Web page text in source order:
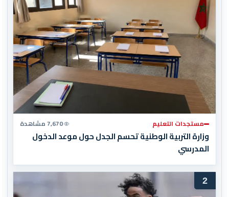
مستجدات التعليم 7,670 مشاهدة
وزارة التربية الوطنية تحسم الجدل حول موعد الدخول
المدرسي
2